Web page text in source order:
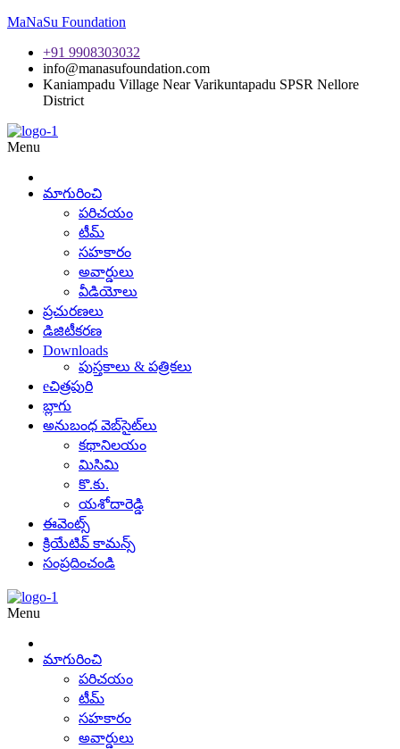
MaNaSu Foundation
+91 9908303032
info@manasufoundation.com
Kaniampadu Village Near Varikuntapadu SPSR Nellore
District
Menu
మాగురించి
పరిచయం
టీమ్
సహకారం
అవార్డులు
వీడియోలు
ప్రచురణలు
డిజిటీకరణ
Downloads
పుస్తకాలు & పత్రికలు
eచిత్రపురి
బ్లాగు
అనుబంధ వెబ్‌సైట్‌లు
కథానిలయం
మిసిమి
కొ.కు.
యశోదారెడ్డి
ఈవెంట్స్
క్రియేటివ్ కామన్స్
సంప్రదించండి
Menu
మాగురించి
పరిచయం
టీమ్
సహకారం
అవార్డులు